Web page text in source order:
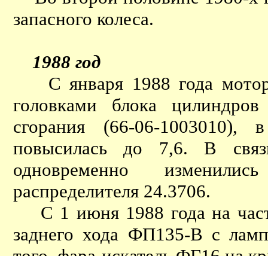
запасного колеса.
1988 год
С января 1988 года мотор
головками блока
сгорания (66-06-1003010),
повысилась до 7,6. В
одновременно
распределителя 24.3706.
С 1 июня 1988 года на
заднего хода ФП135-В с